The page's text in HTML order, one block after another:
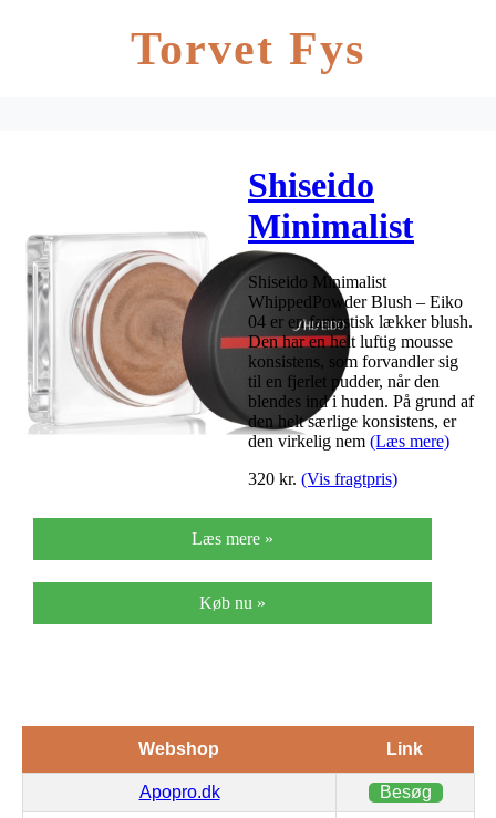
Torvet Fys
Shiseido
Minimalist
Blush 5 gr. –
Eiko 04
Shiseido Minimalist
WhippedPowder Blush – Eiko
04 er en fantastisk lækker blush.
Den har en helt luftig mousse
konsistens, som forvandler sig
til en fjerlet pudder, når den
blendes ind i huden. På grund af
den helt særlige konsistens, er
den virkelig nem (Læs mere)
320 kr. (Vis fragtpris)
Læs mere »
Køb nu »
Webshop Link
Apopro.dk Besøg